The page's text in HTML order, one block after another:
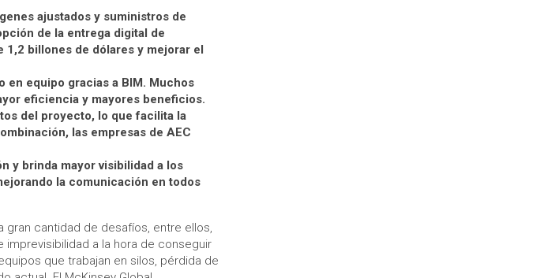
ajustados y suministros de
de la entrega digital de
billones de dólares y mejorar el
en equipo gracias a BIM. Muchos
eficiencia y mayores beneficios.
del proyecto, lo que facilita la
las empresas de AEC
y brinda mayor visibilidad a los
la comunicación en todos
gran cantidad de desafíos, entre ellos,
a la hora de conseguir
que trabajan en silos, pérdida de